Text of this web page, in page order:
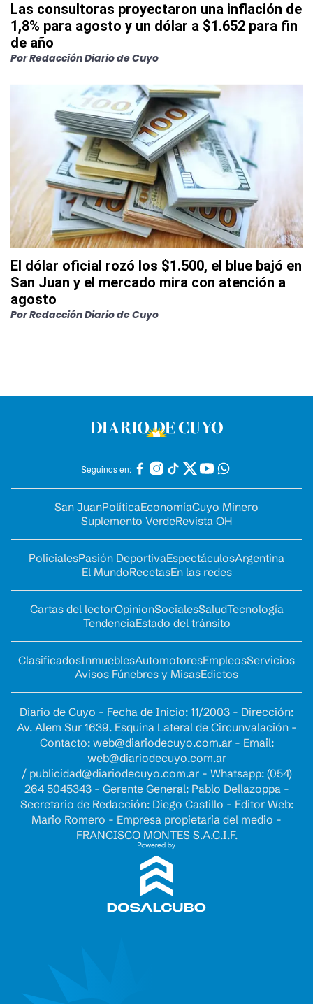
Las consultoras proyectaron una inflación de
1,8% para agosto y un dólar a $1.652 para fin
de año
PorRedacción Diario de Cuyo
El dólar oficial rozó los $1.500, el blue bajó en
San Juan y el mercado mira con atención a
agosto
PorRedacción Diario de Cuyo
Seguinos en:
San JuanPolíticaEconomíaCuyo Minero
Suplemento VerdeRevista OH
PolicialesPasión DeportivaEspectáculosArgentina
El MundoRecetasEn las redes
Cartas del lectorOpinionSocialesSaludTecnología
TendenciaEstado del tránsito
ClasificadosInmueblesAutomotoresEmpleosServicios
Avisos Fúnebres y MisasEdictos
Diario de Cuyo - Fecha de Inicio: 11/2003 - Dirección:
Av. Alem Sur 1639. Esquina Lateral de Circunvalación -
Contacto: web@diariodecuyo.com.ar- Email:
web@diariodecuyo.com.ar
/ publicidad@diariodecuyo.com.ar- Whatsapp: (054)
264 5045343 - Gerente General: Pablo Dellazoppa -
Secretario de Redacción: Diego Castillo - Editor Web:
Mario Romero - Empresa propietaria del medio -
FRANCISCO MONTES S.A.C.I.F.